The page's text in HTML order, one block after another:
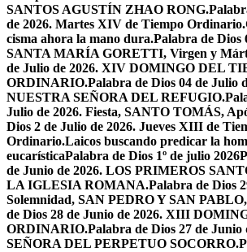
SANTOS AGUSTÍN ZHAO RONG.
de 2026. Martes XIV de Tiempo Ordinario.
cisma ahora la mano dura.Palabra de Dios
SANTA MARÍA GORETTI, Virgen y
de Julio de 2026. XIV DOMINGO DEL
ORDINARIO.Palabra de Dios 04 de Julio
NUESTRA SEÑORA DEL REFUGIO.
Julio de 2026. Fiesta, SANTO TOMÁS,
Dios 2 de Julio de 2026. Jueves XIII de
Ordinario.Laicos buscando predicar la
eucarísticaPalabra de Dios 1º de julio 2026
de Junio de 2026. LOS PRIMEROS
LA IGLESIA ROMANA.Palabra de Dios
Solemnidad, SAN PEDRO Y SAN PABLO,
de Dios 28 de Junio de 2026. XIII
ORDINARIO.Palabra de Dios 27 de
SEÑORA DEL PERPETUO SOCORRO.